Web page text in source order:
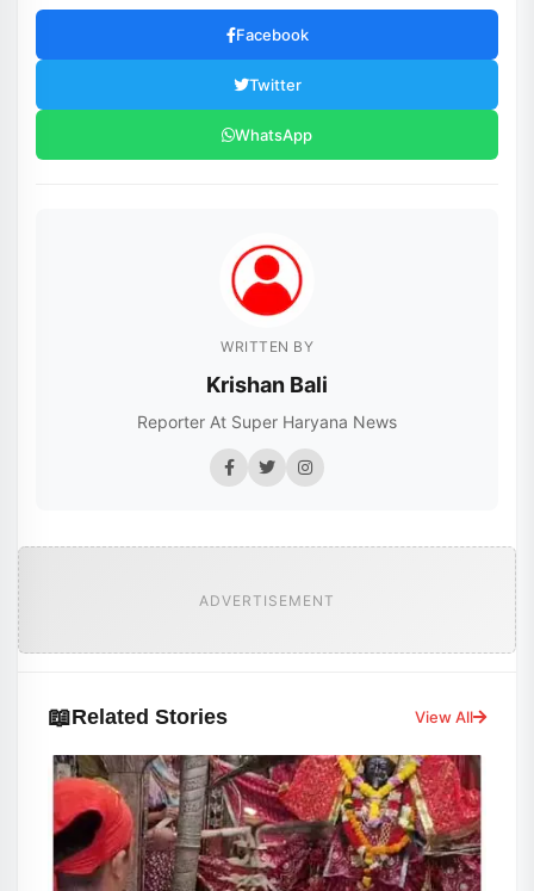
Facebook
Twitter
WhatsApp
WRITTEN BY
Krishan Bali
Reporter At Super Haryana News
ADVERTISEMENT
📖Related Stories View All